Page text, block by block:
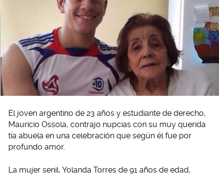
El joven argentino de 23 años y estudiante de derecho,
Mauricio Ossola, contrajo nupcias con su muy querida
tía abuela en una celebración que según él fue por
profundo amor.
La mujer senil, Yolanda Torres de 91 años de edad,